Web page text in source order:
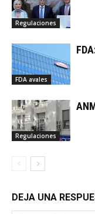
Regulaciones
FDA avales
Regulaciones
DEJA UNA